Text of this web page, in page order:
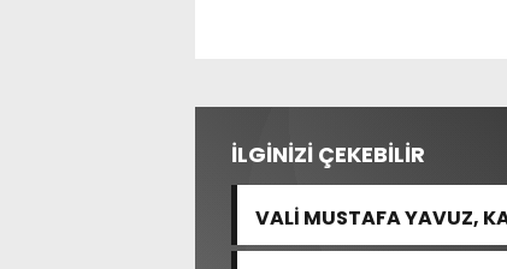
İLGİNİZİ ÇEKEBİLİR
VALİ MUSTAFA YAVUZ,
ÇALIŞMALARI İNCELEDİ